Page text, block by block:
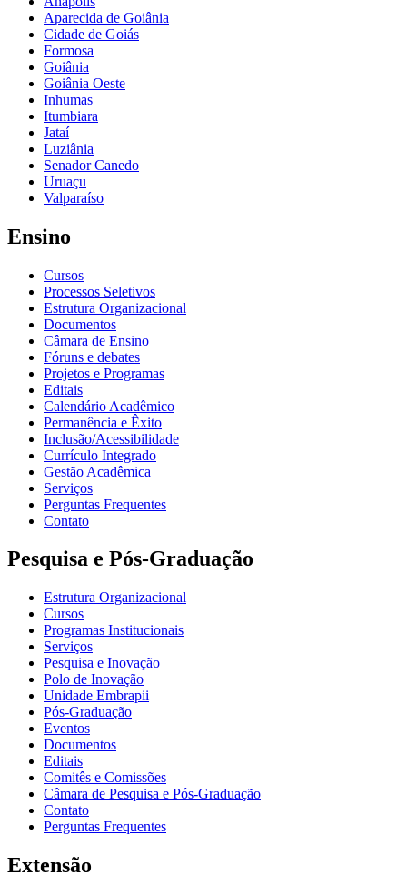
Aparecida de Goiânia
Cidade de Goiás
Formosa
Goiânia
Goiânia Oeste
Inhumas
Itumbiara
Jataí
Luziânia
Senador Canedo
Uruaçu
Valparaíso
Ensino
Cursos
Processos Seletivos
Estrutura Organizacional
Documentos
Câmara de Ensino
Fóruns e debates
Projetos e Programas
Editais
Calendário Acadêmico
Permanência e Êxito
Inclusão/Acessibilidade
Currículo Integrado
Gestão Acadêmica
Serviços
Perguntas Frequentes
Contato
Pesquisa e Pós-Graduação
Estrutura Organizacional
Cursos
Programas Institucionais
Serviços
Pesquisa e Inovação
Polo de Inovação
Unidade Embrapii
Pós-Graduação
Eventos
Documentos
Editais
Comitês e Comissões
Câmara de Pesquisa e Pós-Graduação
Contato
Perguntas Frequentes
Extensão